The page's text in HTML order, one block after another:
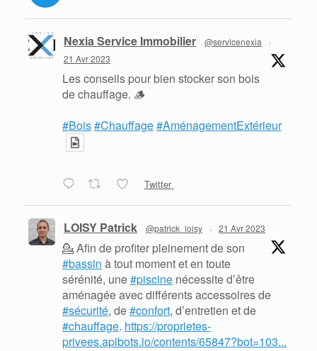
Nexia Service Immobilier @servicenexia
·
21 Avr 2023
Les conseils pour bien stocker son bois
de chauffage. 🪵
#Bois#Chauffage#AménagementExtérieur
Twitter
LOISY Patrick @patrick_loisy · 21 Avr 2023
💁 Afin de profiter pleinement de son
#bassin à tout moment et en toute
sérénité, une#piscine nécessite d’être
aménagée avec différents accessoires de
#sécurité, de#confort, d’entretien et de
#chauffage. https://proprietes-
privees.apibots.io/contents/65847?bot=103...